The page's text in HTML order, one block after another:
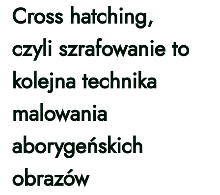
Cross hatching,
czyli szrafowanie to
kolejna technika
malowania
aborygeńskich
obrazów